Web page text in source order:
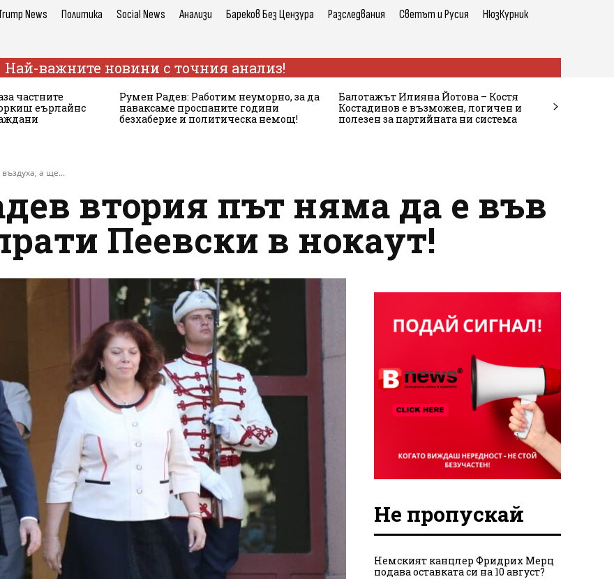
News Политика Social News Анализи Бареков Без Цензура Разследвания Светът и Русия НюзКурник
Най-важните новини с точния анализ!
частните
еърлайнс
Румен Радев: Работим неуморно, за да
наваксаме проспаните години
безхаберие и политическа немощ!
Балотажът Илияна Йотова – Костя
Костадинов е възможен, логичен и
полезен за партийната ни система
а ще...
втория път няма да е във
Пеевски в нокаут!
Не пропускай
Немският канцлер Фридрих Мерц
подава оставката си на 10 август?